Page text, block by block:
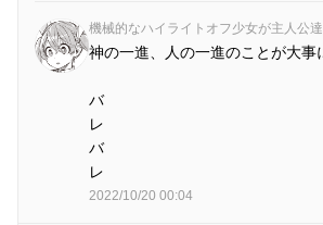
神の一進、人の一進のことが大事
バ
レ
バ
レ
2022/10/20 00:04